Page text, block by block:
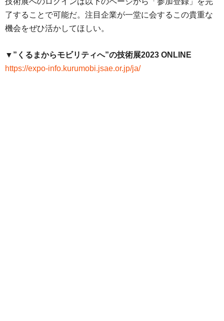
了することで可能だ。注目企業が一堂に会するこの貴重な
機会をぜひ活かしてほしい。
▼”くるまからモビリティへ”の技術展2023 ONLINE
https://expo-info.kurumobi.jsae.or.jp/ja/